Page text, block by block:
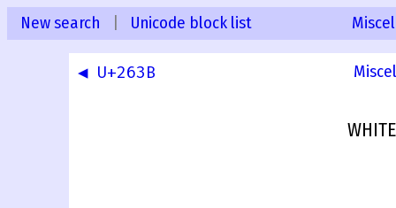
New search Unicode block list
◀ U+263B